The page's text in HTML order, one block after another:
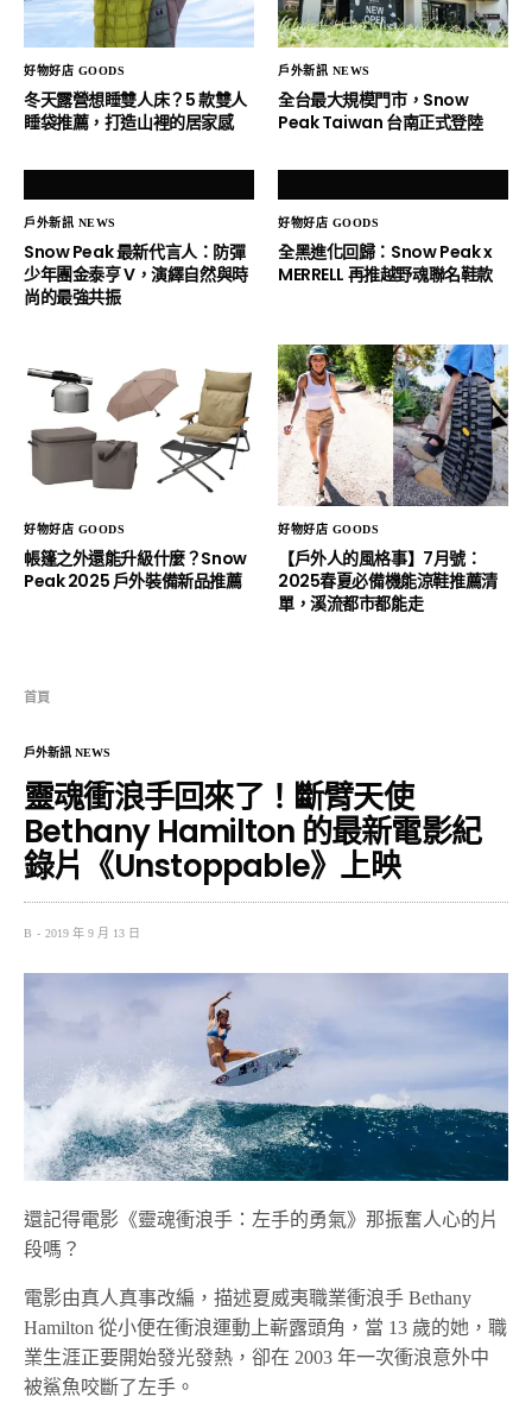
好物好店 GOODS
冬天露營想睡雙人床？5 款雙人
睡袋推薦，打造山裡的居家感
戶外新訊 NEWS
全台最大規模門市，Snow
Peak Taiwan 台南正式登陸
戶外新訊 NEWS
Snow Peak 最新代言人：防彈
少年團金泰亨 V，演繹自然與時
尚的最強共振
好物好店 GOODS
全黑進化回歸：Snow Peak x
MERRELL 再推越野魂聯名鞋款
好物好店 GOODS
帳篷之外還能升級什麼？Snow
Peak 2025 戶外裝備新品推薦
好物好店 GOODS
【戶外人的風格事】7月號：
2025春夏必備機能涼鞋推薦清
單，溪流都市都能走
首頁
戶外新訊 NEWS
靈魂衝浪手回來了！斷臂天使
Bethany Hamilton 的最新電影紀
錄片《Unstoppable》上映
B 2019 年 9 月 13 日
還記得電影《靈魂衝浪手：左手的勇氣》那振奮人心的片
段嗎？
電影由真人真事改編，描述夏威夷職業衝浪手 Bethany
Hamilton 從小便在衝浪運動上嶄露頭角，當 13 歲的她，職
業生涯正要開始發光發熱，卻在 2003 年一次衝浪意外中
被鯊魚咬斷了左手。